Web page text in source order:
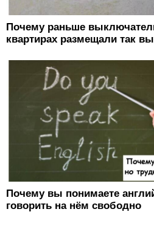
Почему раньше
квартирах размещали так
Почему вы понимаете
говорить на нём свободно